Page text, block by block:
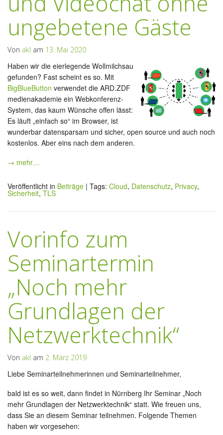
ungebetene Gäste
Von akl am 13. Mai 2020
Haben wir die eierlegende Wollmilchsau
gefunden? Fast scheint es so. Mit
BigBlueButton verwendet die ARD.ZDF
medienakademie ein Webkonferenz-
System, das kaum Wünsche offen lässt:
Es läuft „einfach so“ im Browser, ist
wunderbar datensparsam und sicher, open source und auch noch
kostenlos. Aber eins nach dem anderen.
→ mehr…
Veröffentlicht in Beiträge | Tags: Cloud, Datenschutz, Privacy,
Sicherheit, TLS
Vorinfo zum
Seminartermin
„Noch mehr
Grundlagen der
Netzwerktechnik“
Von akl am 2. März 2019
Liebe Seminarteilnehmerinnen und Seminarteilnehmer,
bald ist es so weit, dann findet in Nürnberg Ihr Seminar „Noch
mehr Grundlagen der Netzwerktechnik“ statt. Wie freuen uns,
dass Sie an diesem Seminar teilnehmen. Folgende Themen
haben wir vorgesehen: